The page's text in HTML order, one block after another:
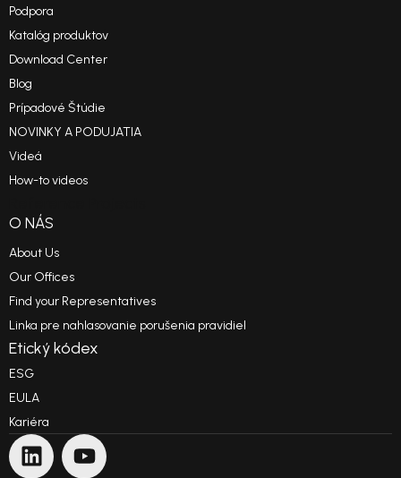
Podpora
Katalóg produktov
Download Center
Blog
Prípadové Štúdie
NOVINKY A PODUJATIA
Videá
How-to videos
O NÁS
About Us
Our Offices
Find your Representatives
Linka pre nahlasovanie porušenia pravidiel
Etický kódex
ESG
EULA
Kariéra